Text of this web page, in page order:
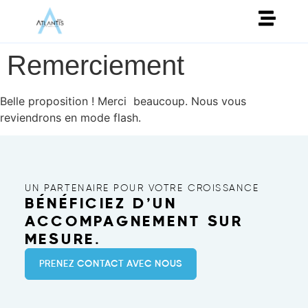
Remerciement
Belle proposition ! Merci beaucoup. Nous vous
reviendrons en mode flash.
UN PARTENAIRE POUR VOTRE CROISSANCE
BÉNÉFICIEZ D’UN
ACCOMPAGNEMENT SUR
MESURE.
PRENEZ CONTACT AVEC NOUS